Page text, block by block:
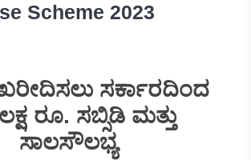
Scheme 2023
ಸರ್ಕಾರದಿಂದ
ರೂ. ಸಬ್ಸಿಡಿ ಮತ್ತು
ಸಾಲಸೌಲಭ್ಯ